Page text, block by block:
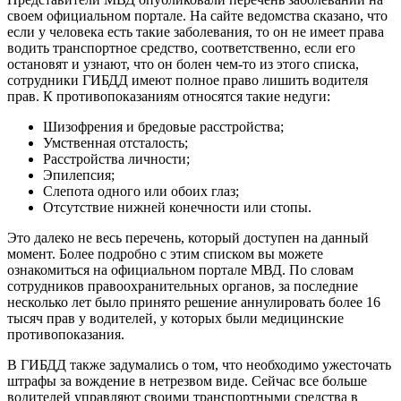
своем официальном портале. На сайте ведомства сказано, что
если у человека есть такие заболевания, то он не имеет права
водить транспортное средство, соответственно, если его
остановят и узнают, что он болен чем-то из этого списка,
сотрудники ГИБДД имеют полное право лишить водителя
прав. К противопоказаниям относятся такие недуги:
Шизофрения и бредовые расстройства;
Умственная отсталость;
Расстройства личности;
Эпилепсия;
Слепота одного или обоих глаз;
Отсутствие нижней конечности или стопы.
Это далеко не весь перечень, который доступен на данный
момент. Более подробно с этим списком вы можете
ознакомиться на официальном портале МВД. По словам
сотрудников правоохранительных органов, за последние
несколько лет было принято решение аннулировать более 16
тысяч прав у водителей, у которых были медицинские
противопоказания.
В ГИБДД также задумались о том, что необходимо ужесточать
штрафы за вождение в нетрезвом виде. Сейчас все больше
водителей управляют своими транспортными средства в